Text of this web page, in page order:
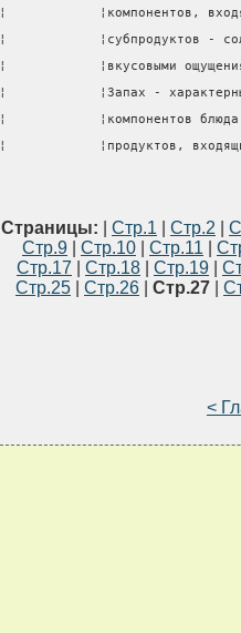
¦            ¦компонентов,
¦            ¦субпродуктов -
¦            ¦вкусовыми
¦            ¦Запах -
¦            ¦компонентов
¦            ¦продуктов,
Страницы: Стр.1 Стр.2
Стр.9
Стр.10 Стр.11
Стр.17
Стр.18 Стр.19
Стр.25
Стр.26 Стр.27
<